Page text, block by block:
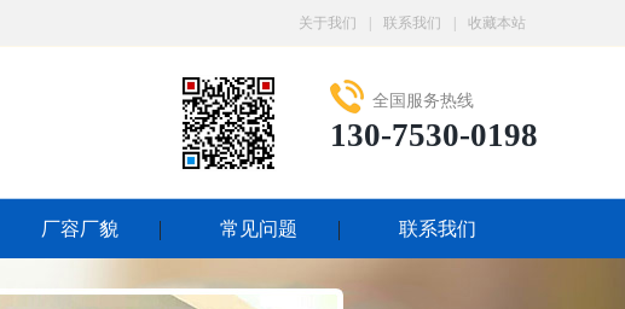
关于我们 联系我们 收藏本站
全国服务热线
130-7530-0198
厂容厂貌 常见问题 联系我们